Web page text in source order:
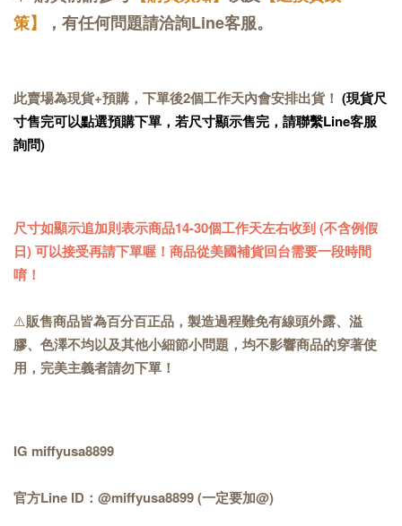
策】
，有任何問題請洽詢Line客服。
此賣場為現貨+預購，下單後2個工作天內會安排出貨！ (現貨尺
寸售完可以點選預購下單，若尺寸顯示售完，請聯繫Line客服
詢問)
尺寸如顯示追加則表示商品14-30個工作天左右收到 (不含例假
日) 可以接受再請下單喔！商品從美國補貨回台需要一段時間
唷！
⚠️販售商品皆為百分百正品，製造過程難免有線頭外露、溢
膠、色澤不均以及其他小細節小問題，均不影響商品的穿著使
用，完美主義者請勿下單！
IG miffyusa8899
官方Line ID：@miffyusa8899 (一定要加@)